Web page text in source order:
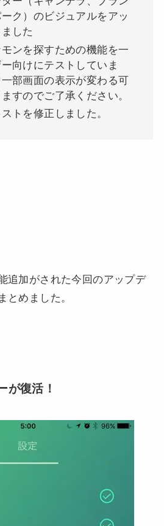
ク）のビジュアルをアッ
した
ンを探すための機能を一
向けにテストしていま
部画面の表示が変わる可
すのでご了承ください。
トを修正しました。
追加がされた今回のアップデ
とめました。
が復活！